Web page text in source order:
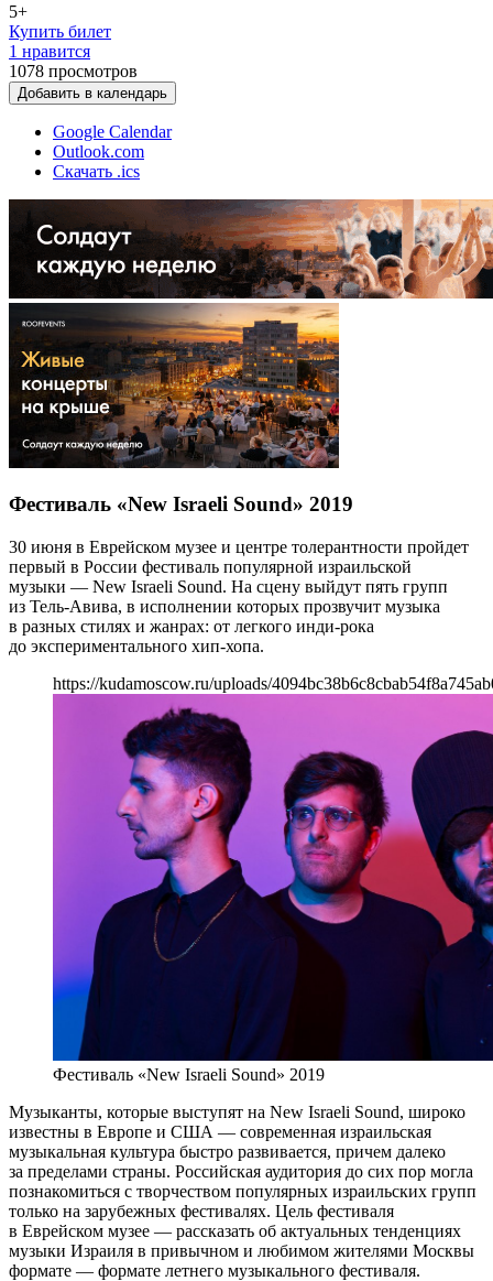
5+
Купить билет
1 нравится
1078 просмотров
Добавить в календарь
Google Calendar
Outlook.com
Скачать .ics
Фестиваль «New Israeli Sound» 2019
30 июня в Еврейском музее и центре толерантности пройдет
первый в России фестиваль популярной израильской
музыки — New Israeli Sound. На сцену выйдут пять групп
из Тель-Авива, в исполнении которых прозвучит музыка
в разных стилях и жанрах: от легкого инди-рока
до экспериментального хип-хопа.
https://kudamoscow.ru/uploads/
Фестиваль «New Israeli Sound» 2019
Музыканты, которые выступят на New Israeli Sound, широко
известны в Европе и США — современная израильская
музыкальная культура быстро развивается, причем далеко
за пределами страны. Российская аудитория до сих пор могла
познакомиться с творчеством популярных израильских групп
только на зарубежных фестивалях. Цель фестиваля
в Еврейском музее — рассказать об актуальных тенденциях
музыки Израиля в привычном и любимом жителями Москвы
формате — формате летнего музыкального фестиваля.